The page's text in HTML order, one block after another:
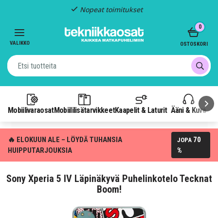
Nopeat toimitukset
VALIKKO
MobiilivaraosatMobiililisätarvikkeetKaapelit & Laturit Ääni & Kuva
0
OSTOSKORI
🔥 ELOKUUN ALE – LÖYDÄ TUHANSIA
HUIPPUTARJOUKSIA
JOPA 70
%
Sony Xperia 5 IV Läpinäkyvä Puhelinkotelo Tecknat
Boom!